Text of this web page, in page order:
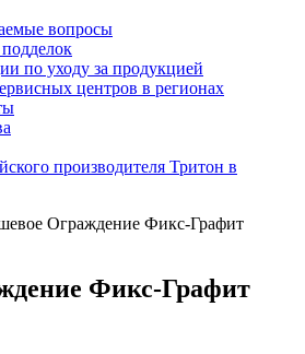
вопросы
по уходу за продукцией
центров в регионах
производителя Тритон в
Ограждение Фикс-Графит
Фикс-Графит